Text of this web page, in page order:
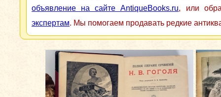
объявление на сайте AntiqueBooks.ru, или
экспертам. Мы помогаем продавать редкие